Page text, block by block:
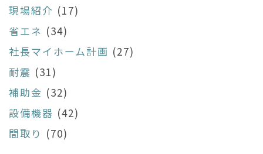
現場紹介 (17)
省エネ (34)
社長マイホーム計画 (27)
耐震 (31)
補助金 (32)
設備機器 (42)
間取り (70)